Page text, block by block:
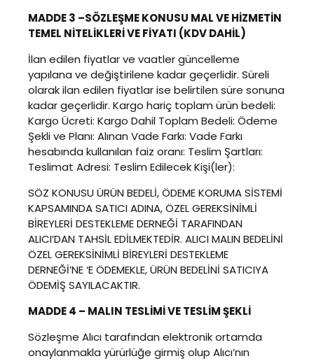
MADDE 3 –SÖZLEŞME KONUSU MAL VE HİZMETİN
TEMEL NİTELİKLERİ VE FİYATI (KDV DAHİL)
İlan edilen fiyatlar ve vaatler güncelleme
yapılana ve değiştirilene kadar geçerlidir. Süreli
olarak ilan edilen fiyatlar ise belirtilen süre sonuna
kadar geçerlidir. Kargo hariç toplam ürün bedeli:
Kargo Ücreti: Kargo Dahil Toplam Bedeli: Ödeme
Şekli ve Planı: Alınan Vade Farkı: Vade Farkı
hesabında kullanılan faiz oranı: Teslim Şartları:
Teslimat Adresi: Teslim Edilecek Kişi(ler):
SÖZ KONUSU ÜRÜN BEDELİ, ÖDEME KORUMA SİSTEMİ
KAPSAMINDA SATICI ADINA, ÖZEL GEREKSİNİMLİ
BİREYLERİ DESTEKLEME DERNEĞİ TARAFINDAN
ALICI’DAN TAHSİL EDİLMEKTEDİR. ALICI MALIN BEDELİNİ
ÖZEL GEREKSİNİMLİ BİREYLERİ DESTEKLEME
DERNEĞİ’NE ‘E ÖDEMEKLE, ÜRÜN BEDELİNİ SATICIYA
ÖDEMİŞ SAYILACAKTIR.
MADDE 4 – MALIN TESLİMİ VE TESLİM ŞEKLİ
Sözleşme Alıcı tarafından elektronik ortamda
onaylanmakla yürürlüğe girmiş olup Alıcı’nın